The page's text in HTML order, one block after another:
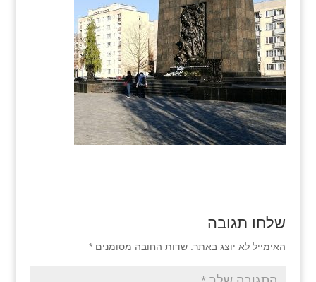
שלחו תגובה
האימייל לא יוצג באתר. שדות החובה מסומנים *